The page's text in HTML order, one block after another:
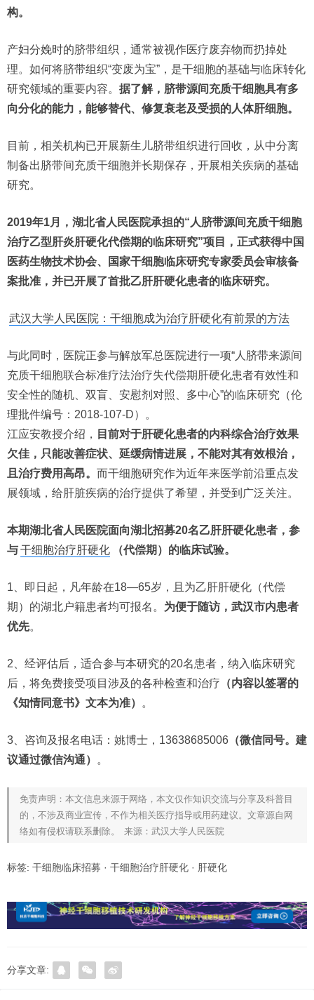
构。
产妇分娩时的脐带组织，通常被视作医疗废弃物而扔掉处
理。如何将脐带组织“变废为宝”，是干细胞的基础与临床转化
研究领域的重要内容。 据了解，脐带源间充质干细胞具有多
向分化的能力，能够替代、修复衰老及受损的人体肝细胞。
目前，相关机构已开展新生儿脐带组织进行回收，从中分离
制备出脐带间充质干细胞并长期保存，开展相关疾病的基础
研究。
2019年1月，湖北省人民医院承担的“人脐带源间充质干细胞
治疗乙型肝炎肝硬化代偿期的临床研究”项目，正式获得中国
医药生物技术协会、国家干细胞临床研究专家委员会审核备
案批准，并已开展了首批乙肝肝硬化患者的临床研究。
武汉大学人民医院：干细胞成为治疗肝硬化有前景的方法
与此同时，医院正参与解放军总医院进行一项“人脐带来源间
充质干细胞联合标准疗法治疗失代偿期肝硬化患者有效性和
安全性的随机、双盲、安慰剂对照、多中心”的临床研究（伦
理批件编号：2018-107-D）。
江应安教授介绍，
目前对于肝硬化患者的内科综合治疗效果
欠佳，只能改善症状、延缓病情进展，不能对其有效根治，
且治疗费用高昂。 而干细胞研究作为近年来医学前沿重点发
展领域，给肝脏疾病的治疗提供了希望，并受到广泛关注。
本期湖北省人民医院面向湖北招募20名乙肝肝硬化患者，参
与干细胞治疗肝硬化 （代偿期）的临床试验。
1、即日起，凡年龄在18—65岁，且为乙肝肝硬化（代偿
期）的湖北户籍患者均可报名。 为便于随访，武汉市内患者
优先。
2、经评估后，适合参与本研究的20名患者，纳入临床研究
后，将免费接受项目涉及的各种检查和治疗 （内容以签署的
《知情同意书》文本为准）
。
3、咨询及报名电话：姚博士，13638685006 （微信同号。建
议通过微信沟通）
。
免责声明：本文信息来源于网络，本文仅作知识交流与分享及科普目
的，不涉及商业宣传，不作为相关医疗指导或用药建议。文章源自网
络如有侵权请联系删除。 来源：武汉大学人民医院
标签: 干细胞临床招募 · 干细胞治疗肝硬化 · 肝硬化
分享文章: